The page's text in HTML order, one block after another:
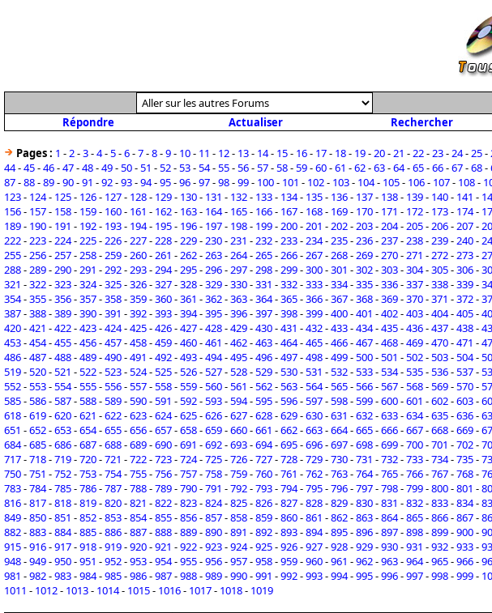
Répondre
Actualiser Rechercher
Pages : 1 -2-3-4-5-6-7-8-9- 10- 11 - 12- 13- 14- 15- 16- 17- 18- 19-20-21 -22-23-24-25-
44-45-46-47-48-49-50-51 -52-53-54-55-56-57-58-59-60-61 -62-63-64-65-66-67-68-
87-88-89-90-91 -92-93-94-95-96-97-98-99- 100- 101 - 102- 103- 104- 105- 106- 107- 108-
123- 124- 125- 126- 127- 128- 129- 130- 131 - 132- 133- 134- 135- 136- 137- 138- 139- 140- 141 -
156- 157- 158- 159- 160- 161 - 162- 163- 164- 165- 166- 167- 168- 169- 170- 171 - 172- 173- 174-
189- 190- 191 - 192- 193- 194- 195- 196- 197- 198- 199-200-201 -202-203-204-205-206-207-
222-223-224-225-226-227-228-229-230-231 -232-233-234-235-236-237-238-239-240-
255-256-257-258-259-260-261 -262-263-264-265-266-267-268-269-270-271 -272-273-
288-289-290-291 -292-293-294-295-296-297-298-299-300-301 -302-303-304-305-306-
321 -322-323-324-325-326-327-328-329-330-331 -332-333-334-335-336-337-338-339-
354-355-356-357-358-359-360-361 -362-363-364-365-366-367-368-369-370-371 -372-
387-388-389-390-391 -392-393-394-395-396-397-398-399-400-401 -402-403-404-405-
420-421 -422-423-424-425-426-427-428-429-430-431 -432-433-434-435-436-437-438-
453-454-455-456-457-458-459-460-461 -462-463-464-465-466-467-468-469-470-471 -
486-487-488-489-490-491 -492-493-494-495-496-497-498-499-500-501 -502-503-504-
519-520-521 -522-523-524-525-526-527-528-529-530-531 -532-533-534-535-536-537-
552-553-554-555-556-557-558-559-560-561 -562-563-564-565-566-567-568-569-570-
585-586-587-588-589-590-591 -592-593-594-595-596-597-598-599-600-601 -602-603-
618-619-620-621 -622-623-624-625-626-627-628-629-630-631 -632-633-634-635-636-
651 -652-653-654-655-656-657-658-659-660-661 -662-663-664-665-666-667-668-669-
684-685-686-687-688-689-690-691 -692-693-694-695-696-697-698-699-700-701 -702-
717-718-719-720-721 -722-723-724-725-726-727-728-729-730-731 -732-733-734-735-
750-751 -752-753-754-755-756-757-758-759-760-761 -762-763-764-765-766-767-768-
783-784-785-786-787-788-789-790-791 -792-793-794-795-796-797-798-799-800-801 -
816-817-818-819-820-821 -822-823-824-825-826-827-828-829-830-831 -832-833-834-
849-850-851 -852-853-854-855-856-857-858-859-860-861 -862-863-864-865-866-867-
882-883-884-885-886-887-888-889-890-891 -892-893-894-895-896-897-898-899-900-
915-916-917-918-919-920-921 -922-923-924-925-926-927-928-929-930-931 -932-933-
948-949-950-951 -952-953-954-955-956-957-958-959-960-961 -962-963-964-965-966-
981 -982-983-984-985-986-987-988-989-990-991 -992-993-994-995-996-997-998-999-
1011 - 1012- 1013- 1014- 1015- 1016- 1017- 1018- 1019